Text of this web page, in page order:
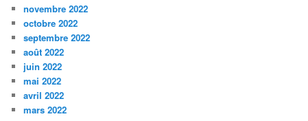
novembre 2022
octobre 2022
septembre 2022
août 2022
juin 2022
mai 2022
avril 2022
mars 2022